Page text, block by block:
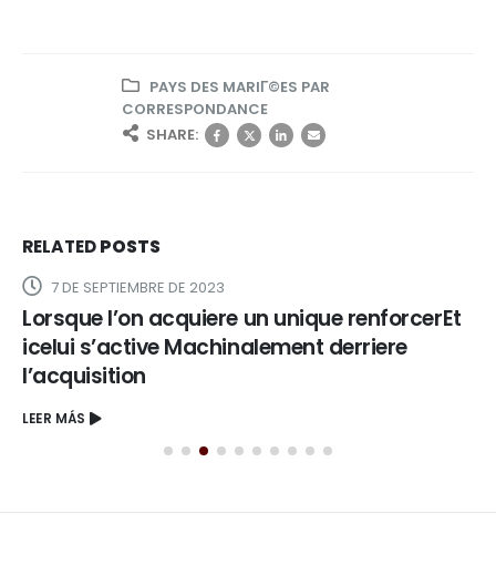
PAYS DES MARIГ©ES PAR
CORRESPONDANCE
SHARE:
RELATEDPOSTS
7 DE SEPTIEMBRE DE 2023
Lorsque l’on acquiere un unique renforcerEt
icelui s’active Machinalement derriere
l’acquisition
LEER MÁS